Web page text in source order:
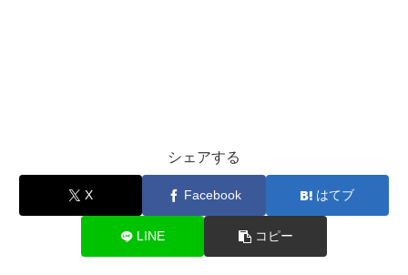
シェアする
X Facebook はてブ
LINE コピー